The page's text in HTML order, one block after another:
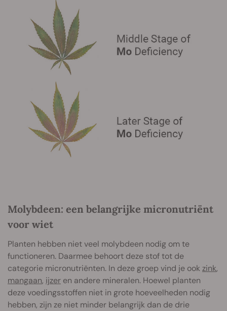
Molybdeen: een belangrijke micronutriënt
voor wiet
Planten hebben niet veel molybdeen nodig om te
functioneren. Daarmee behoort deze stof tot de
categorie micronutriënten. In deze groep vind je ookzink,
mangaan, ijzer en andere mineralen. Hoewel planten
deze voedingsstoffen niet in grote hoeveelheden nodig
hebben, zijn ze niet minder belangrijk dan de drie